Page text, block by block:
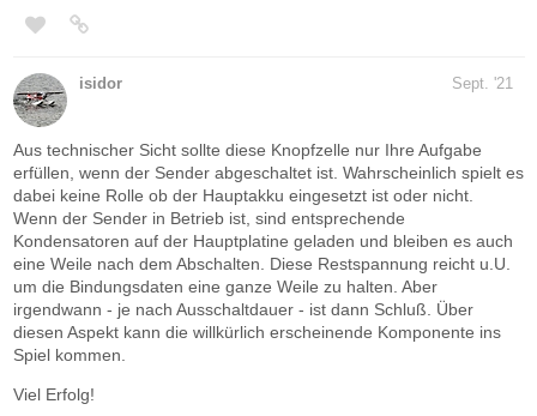
isidor Sept. '21
Aus technischer Sicht sollte diese Knopfzelle nur Ihre Aufgabe
erfüllen, wenn der Sender abgeschaltet ist. Wahrscheinlich spielt es
dabei keine Rolle ob der Hauptakku eingesetzt ist oder nicht.
Wenn der Sender in Betrieb ist, sind entsprechende
Kondensatoren auf der Hauptplatine geladen und bleiben es auch
eine Weile nach dem Abschalten. Diese Restspannung reicht u.U.
um die Bindungsdaten eine ganze Weile zu halten. Aber
irgendwann - je nach Ausschaltdauer - ist dann Schluß. Über
diesen Aspekt kann die willkürlich erscheinende Komponente ins
Spiel kommen.
Viel Erfolg!